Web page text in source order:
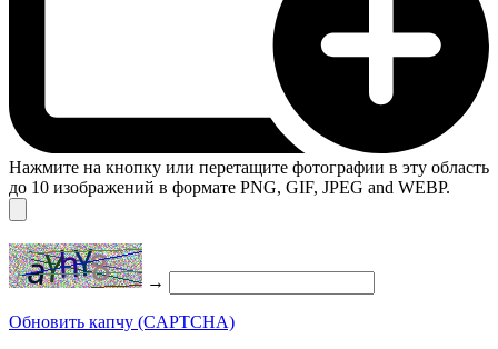
Нажмите на кнопку или перетащите фотографии в эту область
до 10 изображений в формате PNG, GIF, JPEG and WEBP.
→
Обновить капчу (CAPTCHA)